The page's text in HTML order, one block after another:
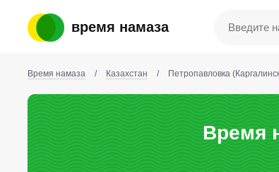
время намаза
Время намаза / Казахстан / Петропавловка
Время